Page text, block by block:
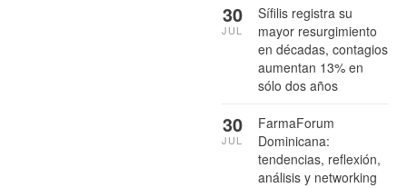
Sífilis registra su
mayor resurgimiento
en décadas, contagios
aumentan 13% en
sólo dos años
30
JUL
FarmaForum
Dominicana:
tendencias, reflexión,
análisis y networking
30
JUL